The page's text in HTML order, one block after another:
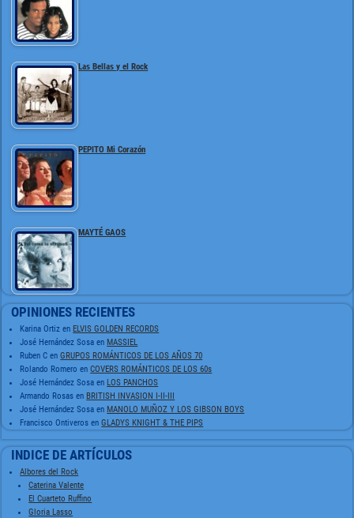
Las Bellas y el Rock
PEPITO Mi Corazón
MAYTÉ GAOS
OPINIONES RECIENTES
Karina Ortiz enELVIS GOLDEN RECORDS
José Hernández Sosa enMASSIEL
Ruben C enGRUPOS ROMÁNTICOS DE LOS AÑOS 70
Rolando Romero enCOVERS ROMÁNTICOS DE LOS 60s
José Hernández Sosa enLOS PANCHOS
Armando Rosas enBRITISH INVASION I-II-III
José Hernández Sosa enMANOLO MUÑOZ Y LOS GIBSON BOYS
Francisco Ontiveros enGLADYS KNIGHT & THE PIPS
INDICE DE ARTÍCULOS
Albores del Rock
Caterina Valente
El Cuarteto Ruffino
Gloria Lasso